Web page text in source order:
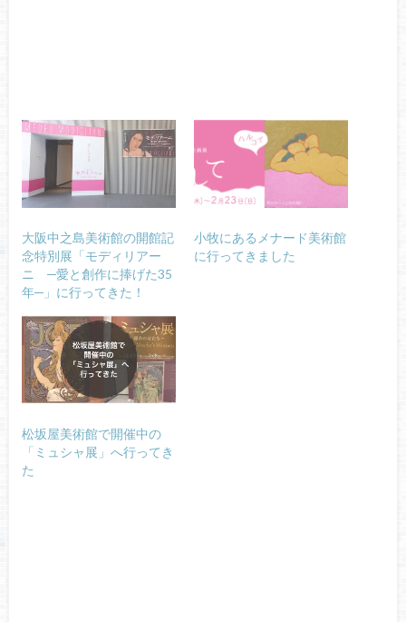
大阪中之島美術館の開館記
念特別展「モディリアー
ニ ─愛と創作に捧げた35
年─」に行ってきた！
小牧にあるメナード美術館
に行ってきました
松坂屋美術館で開催中の
「ミュシャ展」へ行ってき
た